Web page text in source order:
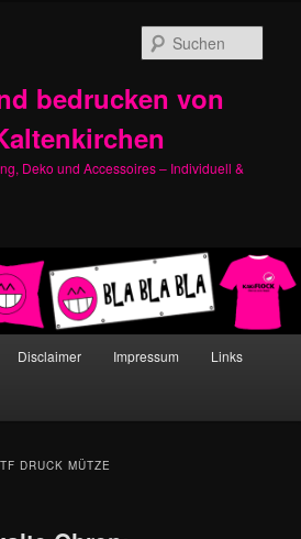
bedrucken von
Deko und Accessoires – Individuell &
Disclaimer Impressum Links
DRUCK MÜTZE